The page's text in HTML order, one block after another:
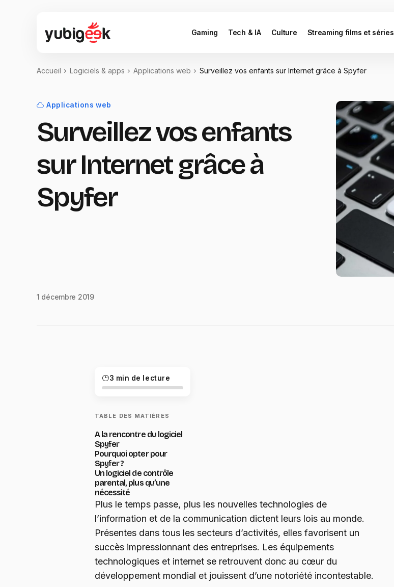
Gaming Tech & IA Culture Streaming films et séries
Accueil Logiciels & apps Applications web Surveillez vos enfants sur Internet grâce à Spyfer
Applications web
Surveillez vos enfants
sur Internet grâce à
Spyfer
1 décembre 2019
3 min de lecture
TABLE DES MATIÈRES
A la rencontre du logiciel
Spyfer
Pourquoi opter pour
Spyfer ?
Un logiciel de contrôle
parental, plus qu’une
nécessité
Plus le temps passe, plus les nouvelles technologies de
l’information et de la communication dictent leurs lois au monde.
Présentes dans tous les secteurs d’activités, elles favorisent un
succès impressionnant des entreprises. Les équipements
technologiques et internet se retrouvent donc au cœur du
développement mondial et jouissent d’une notoriété incontestable.